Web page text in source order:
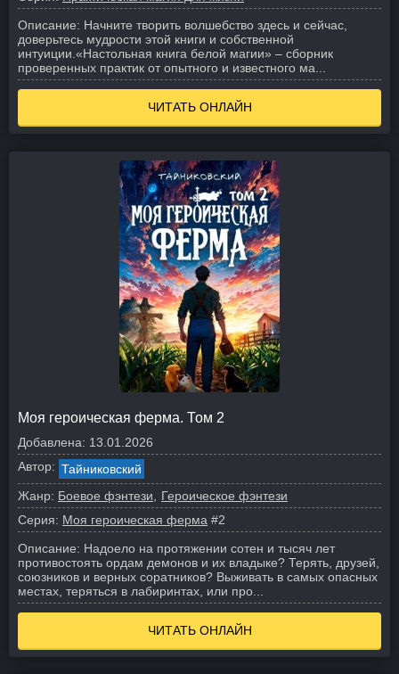
Описание: Начните творить волшебство здесь и сейчас,
доверьтесь мудрости этой книги и собственной
интуиции. «Настольная книга белой магии» – сборник
проверенных практик от опытного и известного ма...
ЧИТАТЬ ОНЛАЙН
Моя героическая ферма. Том 2
Добавлена: 13.01.2026
Автор: Тайниковский
Жанр: Боевое фэнтези
Героическое фэнтези
Серия: Моя героическая ферма #2
Описание: Надоело на протяжении сотен и тысяч лет
противостоять ордам демонов и их владыке? Терять, друзей,
союзников и верных соратников? Выживать в самых опасных
местах, теряться в лабиринтах, или про...
ЧИТАТЬ ОНЛАЙН